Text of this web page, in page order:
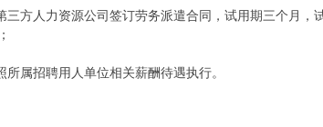
三方人力资源公司签订劳务派遣合同，试用期三个月，
属招聘用人单位相关薪酬待遇执行。